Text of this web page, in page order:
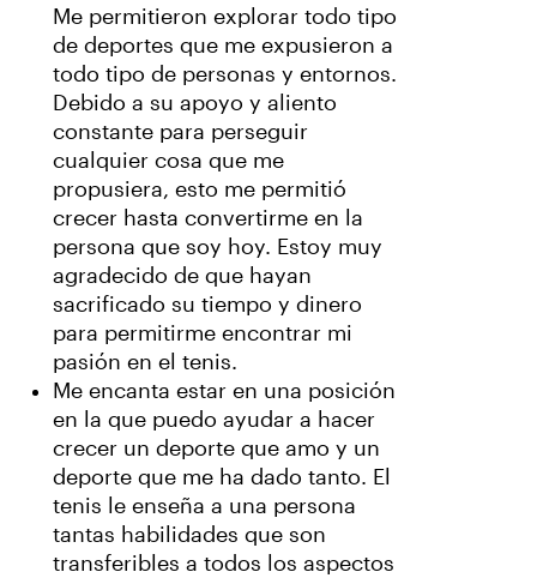
Me permitieron explorar todo tipo
de deportes que me expusieron a
todo tipo de personas y entornos.
Debido a su apoyo y aliento
constante para perseguir
cualquier cosa que me
propusiera, esto me permitió
crecer hasta convertirme en la
persona que soy hoy. Estoy muy
agradecido de que hayan
sacrificado su tiempo y dinero
para permitirme encontrar mi
pasión en el tenis.
Me encanta estar en una posición
en la que puedo ayudar a hacer
crecer un deporte que amo y un
deporte que me ha dado tanto. El
tenis le enseña a una persona
tantas habilidades que son
transferibles a todos los aspectos